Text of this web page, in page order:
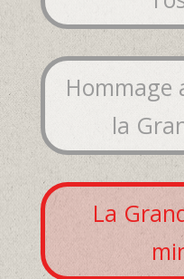
Hommage
la
La